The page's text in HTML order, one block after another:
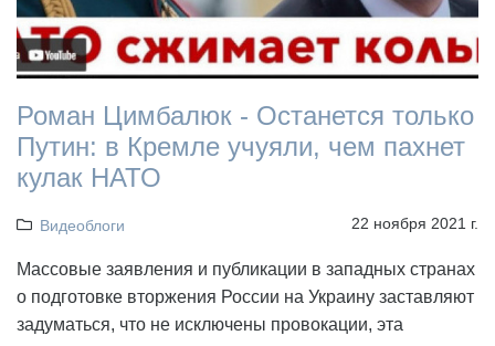
Роман Цимбалюк - Останется только
Путин: в Кремле учуяли, чем пахнет
кулак НАТО
Видеоблоги 22 ноября 2021 г.
Массовые заявления и публикации в западных странах
о подготовке вторжения России на Украину заставляют
задуматься, что не исключены провокации, эта